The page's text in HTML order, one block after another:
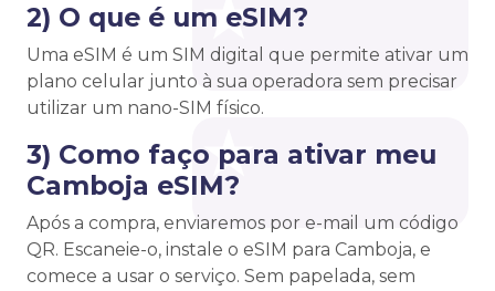
2) O que é um eSIM?
Uma eSIM é um SIM digital que permite ativar um
plano celular junto à sua operadora sem precisar
utilizar um nano-SIM físico.
3) Como faço para ativar meu
Camboja eSIM?
Após a compra, enviaremos por e-mail um código
QR. Escaneie-o, instale o eSIM para Camboja, e
comece a usar o serviço. Sem papelada, sem